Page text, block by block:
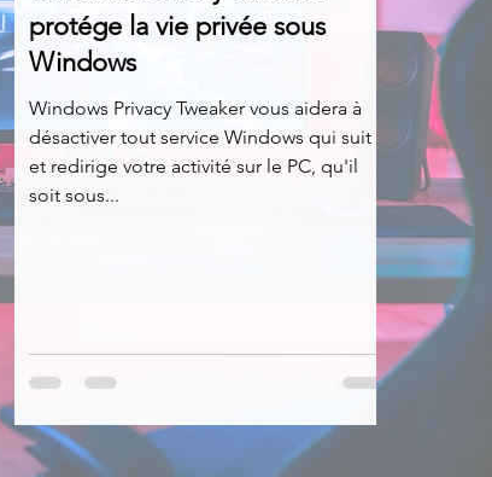
Nirsoft Occupation disque
sociaux Sécurité Services en ligne
protége la vie privée sous
Windows
Windows Privacy Tweaker vous aidera à
désactiver tout service Windows qui suit
et redirige votre activité sur le PC, qu'il
soit sous...